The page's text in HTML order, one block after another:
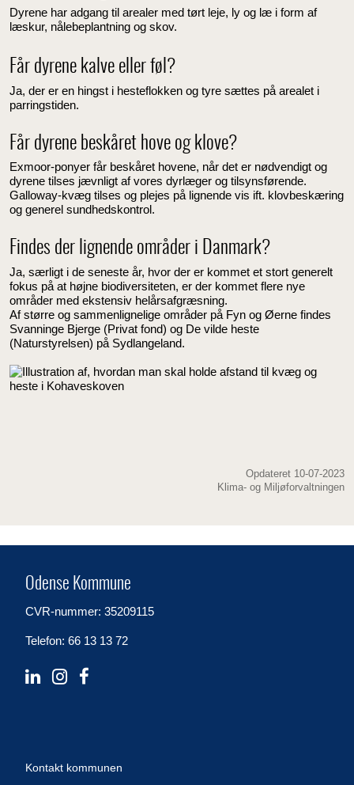
Dyrene har adgang til arealer med tørt leje, ly og læ i form af
læskur, nålebeplantning og skov.
Får dyrene kalve eller føl?
Ja, der er en hingst i hesteflokken og tyre sættes på arealet i
parringstiden.
Får dyrene beskåret hove og klove?
Exmoor-ponyer får beskåret hovene, når det er nødvendigt og
dyrene tilses jævnligt af vores dyrlæger og tilsynsførende.
Galloway-kvæg tilses og plejes på lignende vis ift. klovbeskæring
og generel sundhedskontrol.
Findes der lignende områder i Danmark?
Ja, særligt i de seneste år, hvor der er kommet et stort generelt
fokus på at højne biodiversiteten, er der kommet flere nye
områder med ekstensiv helårsafgræsning.
Af større og sammenlignelige områder på Fyn og Øerne findes
Svanninge Bjerge (Privat fond) og De vilde heste
(Naturstyrelsen) på Sydlangeland.
Opdateret 10-07-2023
Klima- og Miljøforvaltningen
Odense Kommune
CVR-nummer: 35209115
Telefon: 66 13 13 72
Kontakt kommunen